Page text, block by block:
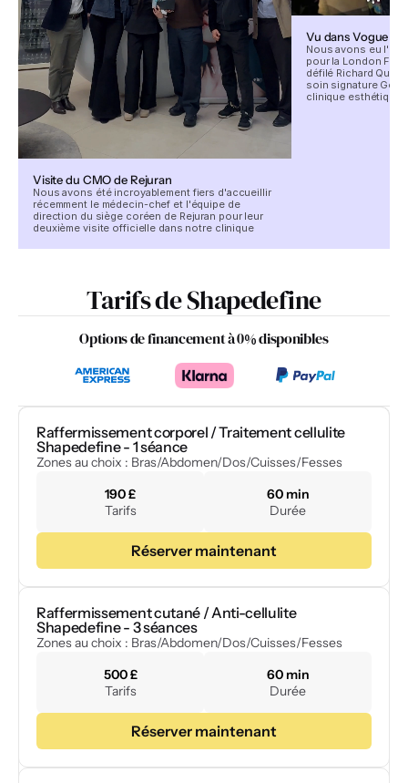
Visite du CMO de Rejuran
Nous avons été incroyablement fiers d'accueillir
récemment le médecin-chef et l'équipe de
direction du siège coréen de Rejuran pour leur
deuxième visite officielle dans notre clinique
Vu dans Vogue
Nous avons eu
pour la London
défilé Richard
soin signature
clinique esthétique
Tarifs de Shapedefine
Options de financement à 0% disponibles
Raffermissement corporel / Traitement cellulite
Shapedefine - 1 séance
Zones au choix : Bras/Abdomen/Dos/Cuisses/Fesses
190 £
Tarifs
60 min
Durée
Réserver maintenant
Raffermissement cutané / Anti-cellulite
Shapedefine - 3 séances
Zones au choix : Bras/Abdomen/Dos/Cuisses/Fesses
500 £
Tarifs
60 min
Durée
Réserver maintenant